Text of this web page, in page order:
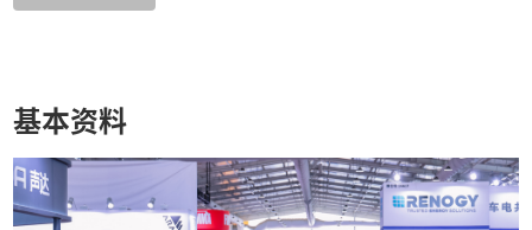
示。
基本资料